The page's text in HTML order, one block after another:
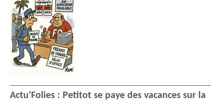
Actu’Folies : Petitot se paye des vacances sur la